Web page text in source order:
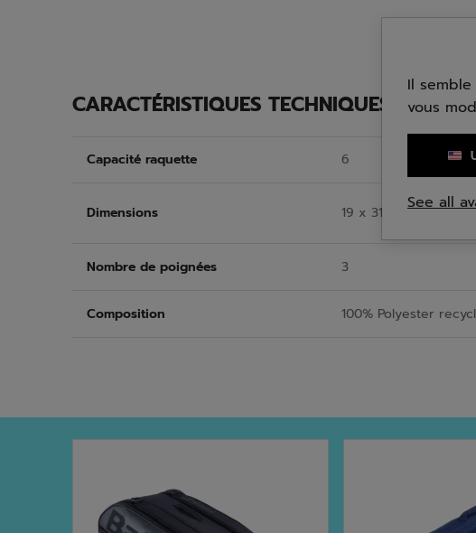
CARACTÉRISTIQUES TECHNIQUES
Capacité raquette 6
Dimensions 19 x 31 x 80 cm
Nombre de poignées
3
Composition 100% Polyester
Il
vous
See all